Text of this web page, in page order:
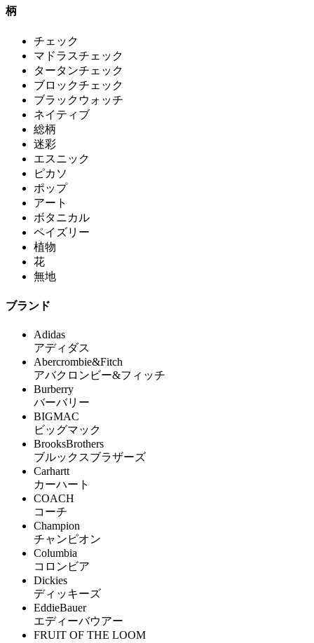
柄
チェック
マドラスチェック
タータンチェック
ブロックチェック
ブラックウォッチ
ネイティブ
総柄
迷彩
エスニック
ピカソ
ポップ
アート
ボタニカル
ペイズリー
植物
花
無地
ブランド
Adidas
アディダス
Abercrombie&Fitch
アバクロンビー&フィッチ
Burberry
バーバリー
BIGMAC
ビッグマック
BrooksBrothers
ブルックスブラザーズ
Carhartt
カーハート
COACH
コーチ
Champion
チャンピオン
Columbia
コロンビア
Dickies
ディッキーズ
EddieBauer
エディーバウアー
FRUIT OF THE LOOM